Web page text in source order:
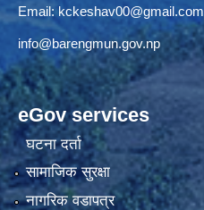
Email: kckeshav00@gmail.com
info@barengmun.gov.np
eGov services
घटना दर्ता
सामाजिक सुरक्षा
नागरिक वडापत्र